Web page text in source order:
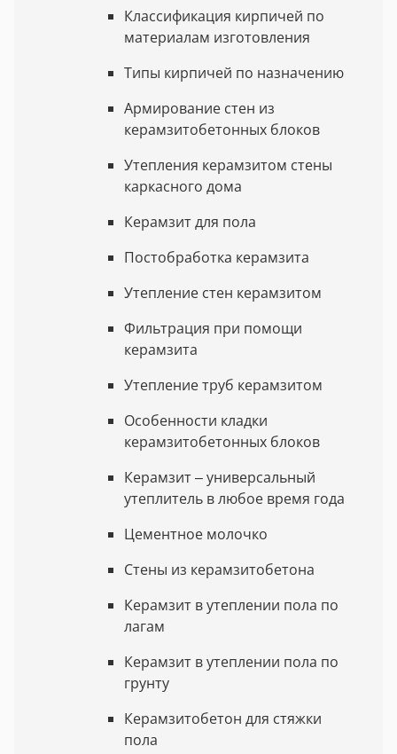
Классификация кирпичей по
материалам изготовления
Типы кирпичей по назначению
Армирование стен из
керамзитобетонных блоков
Утепления керамзитом стены
каркасного дома
Керамзит для пола
Постобработка керамзита
Утепление стен керамзитом
Фильтрация при помощи
керамзита
Утепление труб керамзитом
Особенности кладки
керамзитобетонных блоков
Керамзит – универсальный
утеплитель в любое время года
Цементное молочко
Стены из керамзитобетона
Керамзит в утеплении пола по
лагам
Керамзит в утеплении пола по
грунту
Керамзитобетон для стяжки
пола